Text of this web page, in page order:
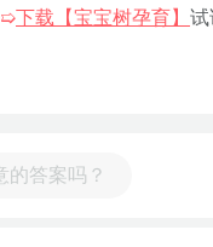
➯下载【宝宝树孕育】 试